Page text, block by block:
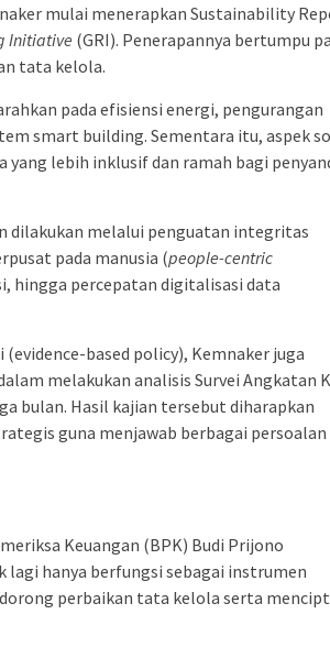
mulai menerapkan Sustainability
Initiative (GRI). Penerapannya bertumpu
tata kelola.
pada efisiensi energi, pengurangan
smart building. Sementara itu, aspek
lebih inklusif dan ramah bagi
dilakukan melalui penguatan integritas
pada manusia (people-centric
hingga percepatan digitalisasi data
based policy), Kemnaker juga
melakukan analisis Survei Angkatan
bulan. Hasil kajian tersebut diharapkan
guna menjawab berbagai persoalan
Keuangan (BPK) Budi Prijono
hanya berfungsi sebagai instrumen
perbaikan tata kelola serta